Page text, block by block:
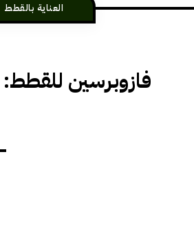
العناية بالقطط
فازوبرسين